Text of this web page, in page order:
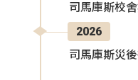
司馬庫斯校
2026
司馬庫斯災